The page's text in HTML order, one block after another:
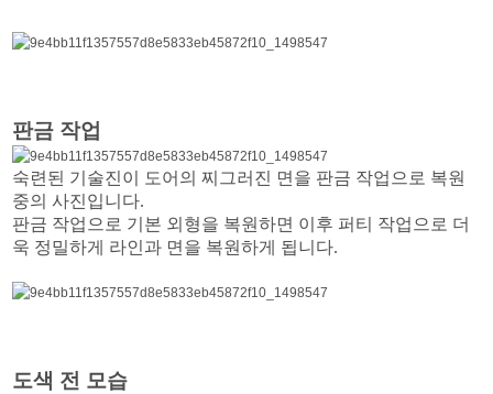
판금 작업
숙련된 기술진이 도어의 찌그러진 면을 판금 작업으로 복원
중의 사진입니다.
판금 작업으로 기본 외형을 복원하면 이후 퍼티 작업으로 더
욱 정밀하게 라인과 면을 복원하게 됩니다.
도색 전 모습